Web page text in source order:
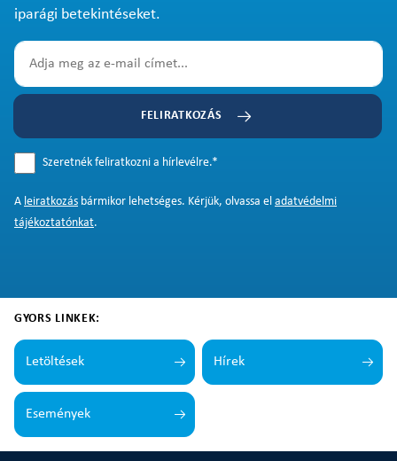
iparági betekintéseket.
FELIRATKOZÁS
Szeretnék feliratkozni a hírlevélre.*
A leiratkozás bármikor lehetséges. Kérjük, olvassa el adatvédelmi
tájékoztatónkat.
GYORS LINKEK:
Letöltések Hírek
Események